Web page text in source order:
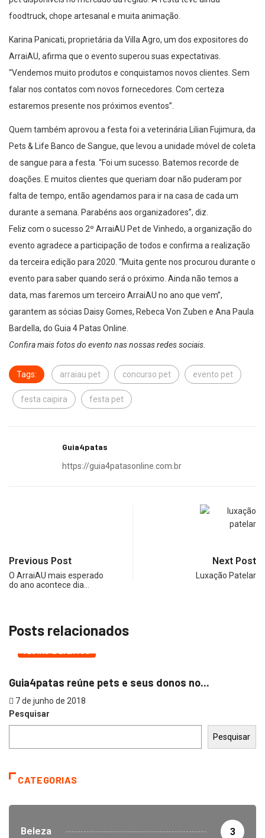
foodtruck, chope artesanal e muita animação.
Karina Panicati, proprietária da Villa Agro, um dos expositores do
ArraiAU, afirma que o evento superou suas expectativas.
“Vendemos muito produtos e conquistamos novos clientes. Sem
falar nos contatos com novos fornecedores. Com certeza
estaremos presente nos próximos eventos”.
Quem também aprovou a festa foi a veterinária Lilian Fujimura, da
Pets & Life Banco de Sangue, que levou a unidade móvel de coleta
de sangue para a festa. “Foi um sucesso. Batemos recorde de
doações. E muitos clientes que queriam doar não puderam por
falta de tempo, então agendamos para ir na casa de cada um
durante a semana. Parabéns aos organizadores”, diz.
Feliz com o sucesso 2º ArraiAU Pet de Vinhedo, a organização do
evento agradece a participação de todos e confirma a realização
da terceira edição para 2020. “Muita gente nos procurou durante o
evento para saber quando será o próximo. Ainda não temos a
data, mas faremos um terceiro ArraiAU no ano que vem”,
garantem as sócias Daisy Gomes, Rebeca Von Zuben e Ana Paula
Bardella, do Guia 4 Patas Online.
Confira mais fotos do evento nas nossas redes sociais.
Tags: arraiau pet concurso pet evento pet
festa caipira festa pet
Guia4patas
https://guia4patasonline.com.br
Previous Post
O ArraiAU mais esperado
do ano acontece dia…
Next Post
Luxação Patelar
Posts relacionados
FESTAS & EVENTOS
Guia4patas reúne pets e seus donos no...
7 de junho de 2018
Pesquisar
Pesquisar
CATEGORIAS
Beleza 3